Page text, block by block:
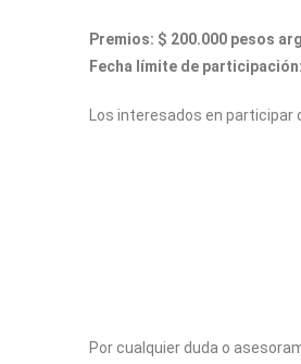
Premios: $ 200.000 pesos
Fecha límite de
Los interesados en
Por cualquier duda o